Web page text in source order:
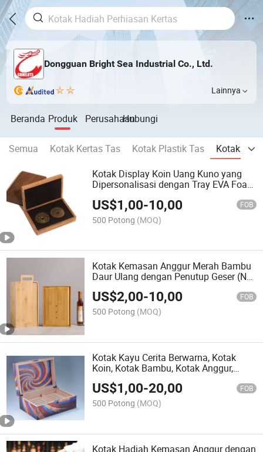
Dongguan Bright Sea Industrial Co., Ltd.
Lainnya
Beranda Produk PerusahaanHubungi
Semua Kotak Kertas Tas Kotak Plastik Tas
Kotak Kayu
Kotak Display Koin Uang Kuno yang
Dipersonalisasi dengan Tray EVA Foam
US$1,00-10,00 FOB
500 Potong (MOQ)
Kotak Kemasan Anggur Merah Bambu
Daur Ulang dengan Penutup Geser (NB-
US$2,00-10,00 FOB
500 Potong (MOQ)
Kotak Kayu Cerita Berwarna, Kotak
Koin, Kotak Bambu, Kotak Anggur,
Kotak Display Kosmetik, Humidor
Cerutu
US$1,00-20,00 FOB
500 Potong (MOQ)
Kotak Hadiah Kemasan Anggur dengan